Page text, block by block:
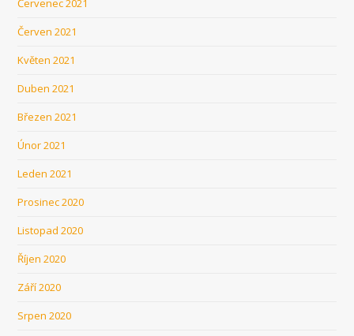
Červenec 2021
Červen 2021
Květen 2021
Duben 2021
Březen 2021
Únor 2021
Leden 2021
Prosinec 2020
Listopad 2020
Říjen 2020
Září 2020
Srpen 2020